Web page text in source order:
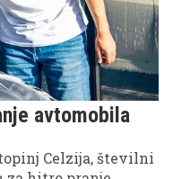
avtomobila
Celzija, številni